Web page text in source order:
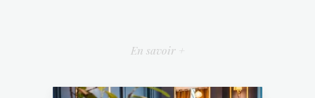
En savoir +